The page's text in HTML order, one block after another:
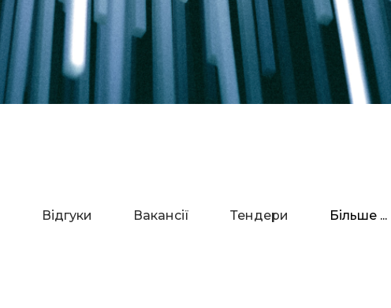
Відгуки Вакансії Тендери Більше ...